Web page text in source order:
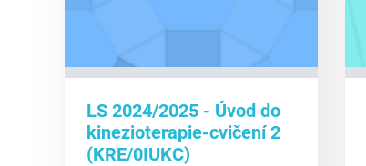
LS 2024/2025 - Úvod do
kinezioterapie-cvičení 2
(KRE/0IUKC)